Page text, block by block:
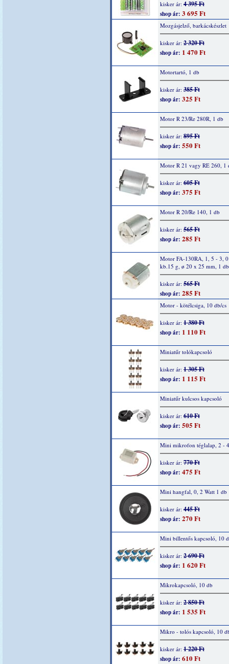
kisker ár: 4 395 Ft
shop ár: 3 695 Ft
Mozgásjelző, barkácskészlet
kisker ár: 2 320 Ft
shop ár: 1 470 Ft
Motortartó, 1 db
kisker ár: 385 Ft
shop ár: 325 Ft
Motor R 23/Re 280R, 1 db
kisker ár: 895 Ft
shop ár: 550 Ft
Motor R 21 vagy RE 260, 1
kisker ár: 605 Ft
shop ár: 375 Ft
Motor R 20/Re 140, 1 db
kisker ár: 565 Ft
shop ár: 285 Ft
Motor FA-130RA, 1, 5 - 3,
kb.15 g, ø 20 x 25 mm, 1 db
kisker ár: 565 Ft
shop ár: 285 Ft
Motor - kötélcsiga, 10 db/cs
kisker ár: 1 380 Ft
shop ár: 1 110 Ft
Miniatűr tolókapcsoló
kisker ár: 1 305 Ft
shop ár: 1 115 Ft
Miniatűr kulcsos kapcsoló
kisker ár: 610 Ft
shop ár: 505 Ft
Mini mikrofon téglalap, 2 -
kisker ár: 770 Ft
shop ár: 475 Ft
Mini hangfal, 0, 2 Watt 1 db
kisker ár: 445 Ft
shop ár: 270 Ft
Mini billentős kapcsoló, 10
kisker ár: 2 690 Ft
shop ár: 1 620 Ft
Mikrokapcsoló, 10 db
kisker ár: 2 850 Ft
shop ár: 1 535 Ft
Mikro - tolós kapcsoló, 10
kisker ár: 1 220 Ft
shop ár: 610 Ft